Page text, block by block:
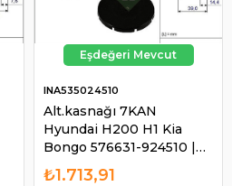
Alt.kasnağı 7KAN
Hyundai H200 H1 Kia
Bongo 576631-924510 |
INA 535024510
INA535024510
₺1.713,91